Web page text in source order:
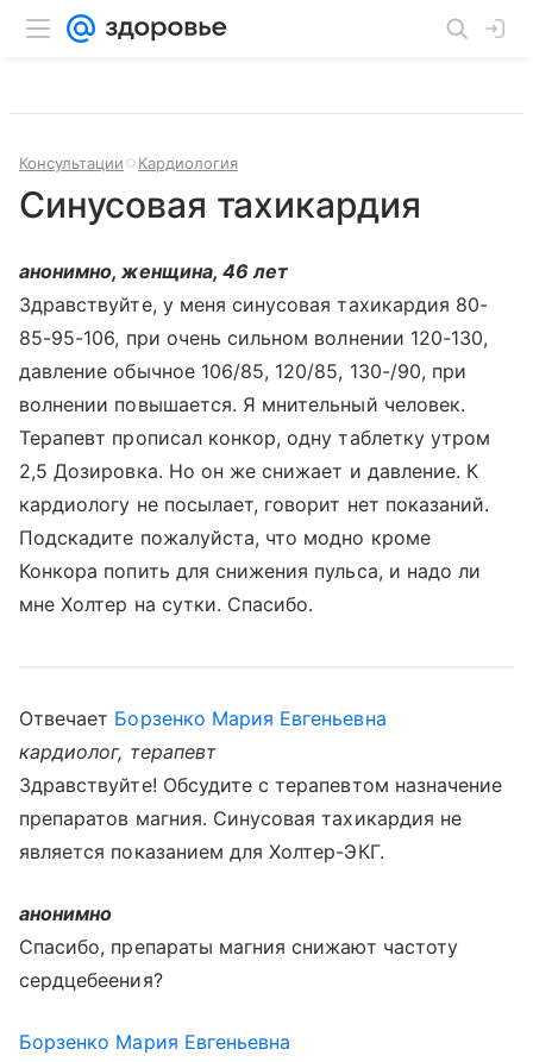
Консультации Кардиология
Синусовая тахикардия
анонимно, женщина, 46 лет
Здравствуйте, у меня синусовая тахикардия 80-
85-95-106, при очень сильном волнении 120-130,
давление обычное 106/85, 120/85, 130-/90, при
волнении повышается. Я мнительный человек.
Терапевт прописал конкор, одну таблетку утром
2,5 Дозировка. Но он же снижает и давление. К
кардиологу не посылает, говорит нет показаний.
Подскадите пожалуйста, что модно кроме
Конкора попить для снижения пульса, и надо ли
мне Холтер на сутки. Спасибо.
Отвечает Борзенко Мария Евгеньевна
кардиолог, терапевт
Здравствуйте! Обсудите с терапевтом назначение
препаратов магния. Синусовая тахикардия не
является показанием для Холтер-ЭКГ.
анонимно
Спасибо, препараты магния снижают частоту
сердцебеения?
Борзенко Мария Евгеньевна